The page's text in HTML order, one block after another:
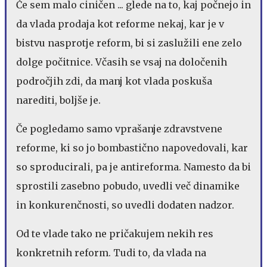
Če sem malo ciničen ... glede na to, kaj počnejo in
da vlada prodaja kot reforme nekaj, kar je v
bistvu nasprotje reform, bi si zaslužili ene zelo
dolge počitnice. Včasih se vsaj na določenih
področjih zdi, da manj kot vlada poskuša
narediti, boljše je.
Če pogledamo samo vprašanje zdravstvene
reforme, ki so jo bombastično napovedovali, kar
so sproducirali, pa je antireforma. Namesto da bi
sprostili zasebno pobudo, uvedli več dinamike
in konkurenčnosti, so uvedli dodaten nadzor.
Od te vlade tako ne pričakujem nekih res
konkretnih reform. Tudi to, da vlada na